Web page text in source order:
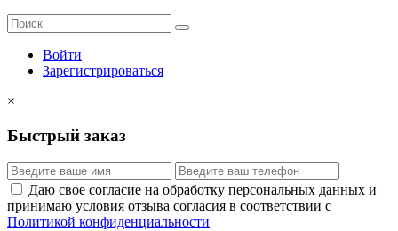
Войти
Зарегистрироваться
×
Быстрый заказ
Даю свое согласие на обработку персональных данных и
принимаю условия отзыва согласия в соответствии с
Политикой конфиденциальности